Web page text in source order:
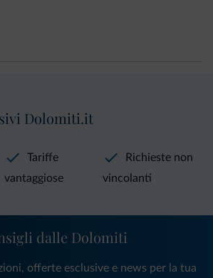
Dolomiti.it
Tariffe
vantaggiose
Richieste non
vincolanti
dalle Dolomiti
offerte esclusive e news per la tua